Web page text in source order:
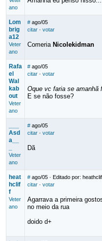
ano
Lom
brig
a12
Veter
ano
# ago/05
citar· votar
Comeria Nicolekidman
Rafa
el
Wal
kab
out
Veter
ano
# ago/05
citar· votar
Oque vc faria se amanhã
E se não fosse?
Asd
a__
Veter
ano
# ago/05
citar· votar
Dã
heat
hclif
f
Veter
ano
# ago/05· Editado por:
citar· votar
Agarrava a primeira
no meio da rua
doido d+